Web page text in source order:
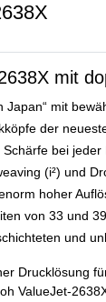
mit
Japan“ mit
der
bei
(i²) und
hoher
von 33 und
und
Drucklösung
ValueJet-